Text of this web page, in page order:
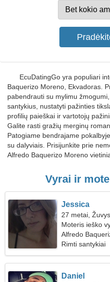
EcuDatingGo yra populiari
Baquerizo Moreno, Ekvadoras.
pabendrauti su mylimu
santykius, nustatyti pažinties
profilių paieškai ir vartotojų
Galite rasti gražių merginų
Patogiame bendrajame
su dalyviais. Prisijunkite prie
Alfredo Baquerizo Moreno
Vyrai ir
Jessica
27 metai, Žuvys
Moteris ieško
Alfredo
Rimti santykiai
Daniel